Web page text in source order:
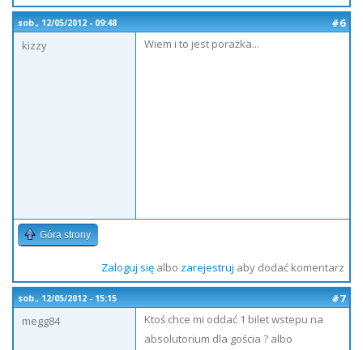
sob., 12/05/2012 - 09:48
#6
kizzy
Wiem i to jest porażka...
Góra strony
Zaloguj sięalbo zarejestruj aby dodać komentarz
sob., 12/05/2012 - 15:15
#7
megg84
Ktoś chce mi oddać 1 bilet wstepu na
absolutorium dla gościa ? albo